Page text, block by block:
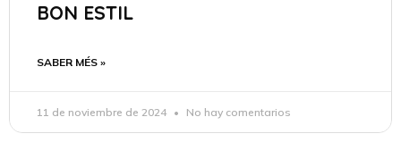
BON ESTIL
SABER MÉS »
11 de noviembre de 2024 No hay comentarios